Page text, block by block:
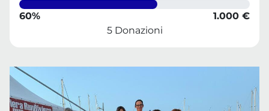
60%
1.000 €
5 Donazioni